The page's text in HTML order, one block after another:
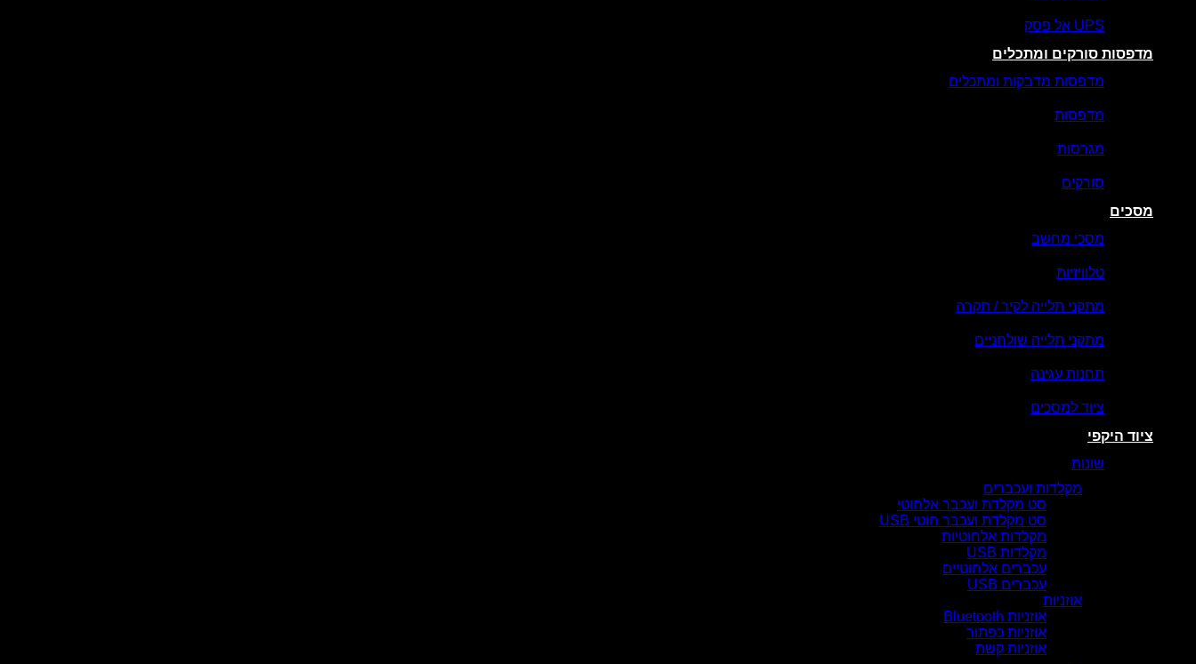
UPS אל פסק
מדפסות סורקים ומתכלים
מדפסות מדבקות ומתכלים
מדפסות
מגרסות
סורקים
מסכים
מסכי מחשב
טלוויזיות
מתקני תלייה לקיר / תקרה
מתקני תלייה שולחניים
תחנות עגינה
ציוד למסכים
ציוד היקפי
שונות
מקלדות ועכברים
סט מקלדת ועכבר אלחוטי
סט מקלדת ועכבר חוטי USB
מקלדות אלחוטיות
מקלדות USB
עכברים אלחוטיים
עכברים USB
אוזניות
אוזניות Bluetooth
אוזניות כפתור
אוזניות קשת